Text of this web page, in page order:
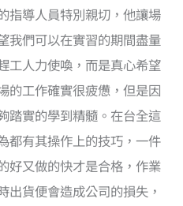
指導人員特別親切，他讓場
我們可以在實習的期間盡量
工人力使喚，而是真心希望
的工作確實很疲憊，但是因
踏實的學到精髓。在台全這
都有其操作上的技巧，一件
好又做的快才是合格，作業
出貨便會造成公司的損失，